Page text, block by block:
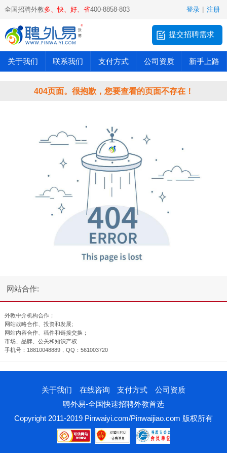
全国招聘外教多、快、好、省400-8858-803 登录 注册
提交招聘需求
关于我们 联系我们 支付方式 公司资质 新手上路
404页面。很抱歉，您要查看的页面不存在！
网站合作:
外教中介机构合作；
网站战略合作、投资和发展;
网站内容合作、稿件和链接交换；
市场、品牌、公关和知识产权
手机号：18810048889，QQ：561003720
关于我们 在线咨询 支付方式
公司资质
聘外易-全国快速招聘外教首选
Copyright 2011-2019 Pinwaiyi.com/Pinwaijiao.com 版权所有